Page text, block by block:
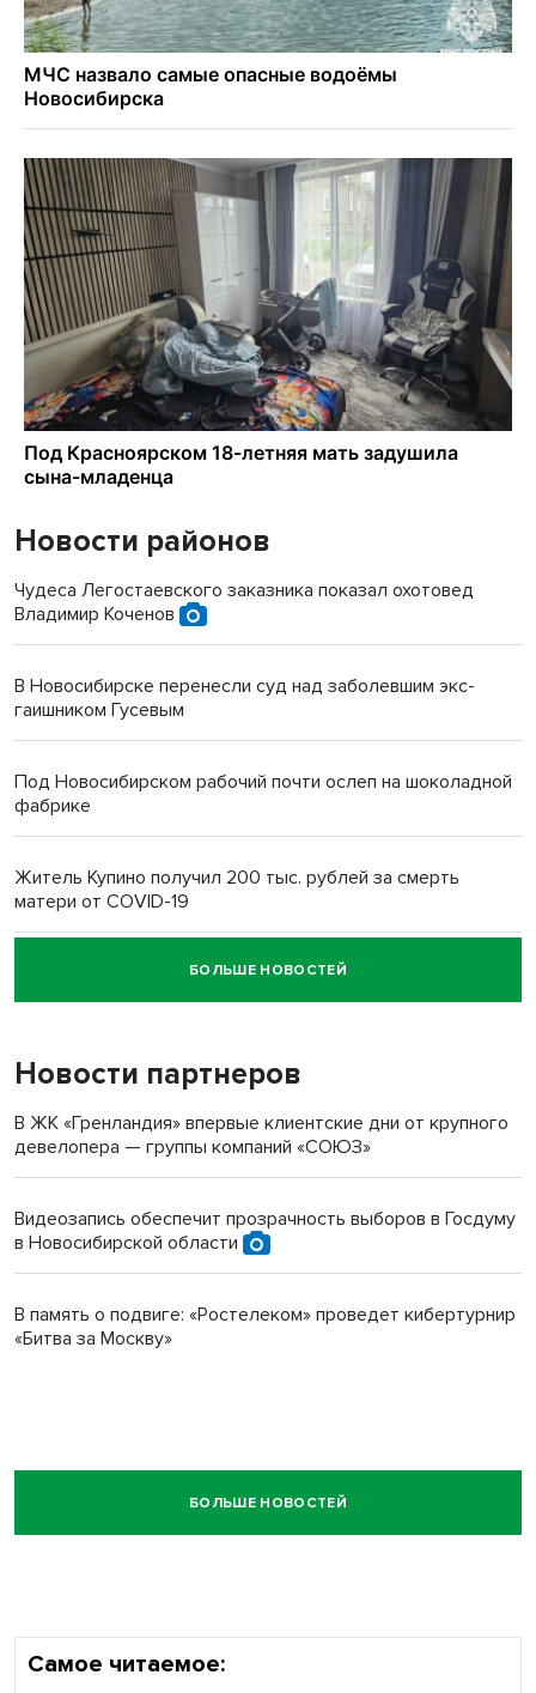
Новости районов
Чудеса Легостаевского заказника показал охотовед
Владимир Коченов
В Новосибирске перенесли суд над заболевшим экс-
гаишником Гусевым
Под Новосибирском рабочий почти ослеп на шоколадной
фабрике
Житель Купино получил 200 тыс. рублей за смерть
матери от COVID-19
Новосибирский суд наказал водителя за смерть
пенсионерки на вокзале
БОЛЬШЕ НОВОСТЕЙ
Новости партнеров
В ЖК «Гренландия» впервые клиентские дни от крупного
девелопера — группы компаний «СОЮЗ»
Видеозапись обеспечит прозрачность выборов в Госдуму
в Новосибирской области
В память о подвиге: «Ростелеком» проведет кибертурнир
«Битва за Москву»
БОЛЬШЕ НОВОСТЕЙ
Самое читаемое: